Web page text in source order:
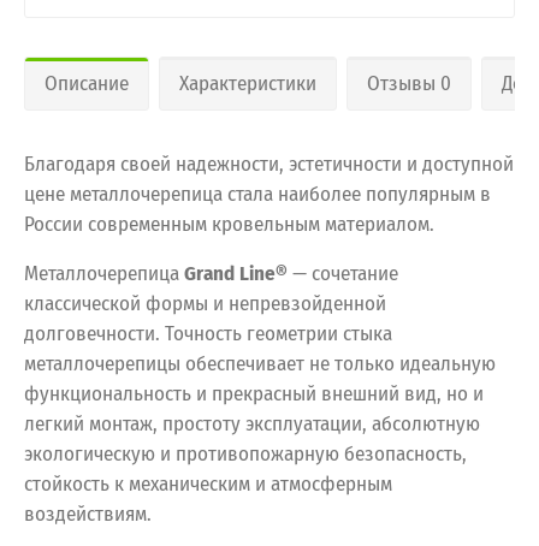
Описание Характеристики Отзывы 0
Благодаря своей надежности, эстетичности и доступной
цене металлочерепица стала наиболее популярным в
России современным кровельным материалом.
МеталлочерепицаGrand Line® — сочетание
классической формы и непревзойденной
долговечности. Точность геометрии стыка
металлочерепицы обеспечивает не только идеальную
функциональность и прекрасный внешний вид, но и
легкий монтаж, простоту эксплуатации, абсолютную
экологическую и противопожарную безопасность,
стойкость к механическим и атмосферным
воздействиям.